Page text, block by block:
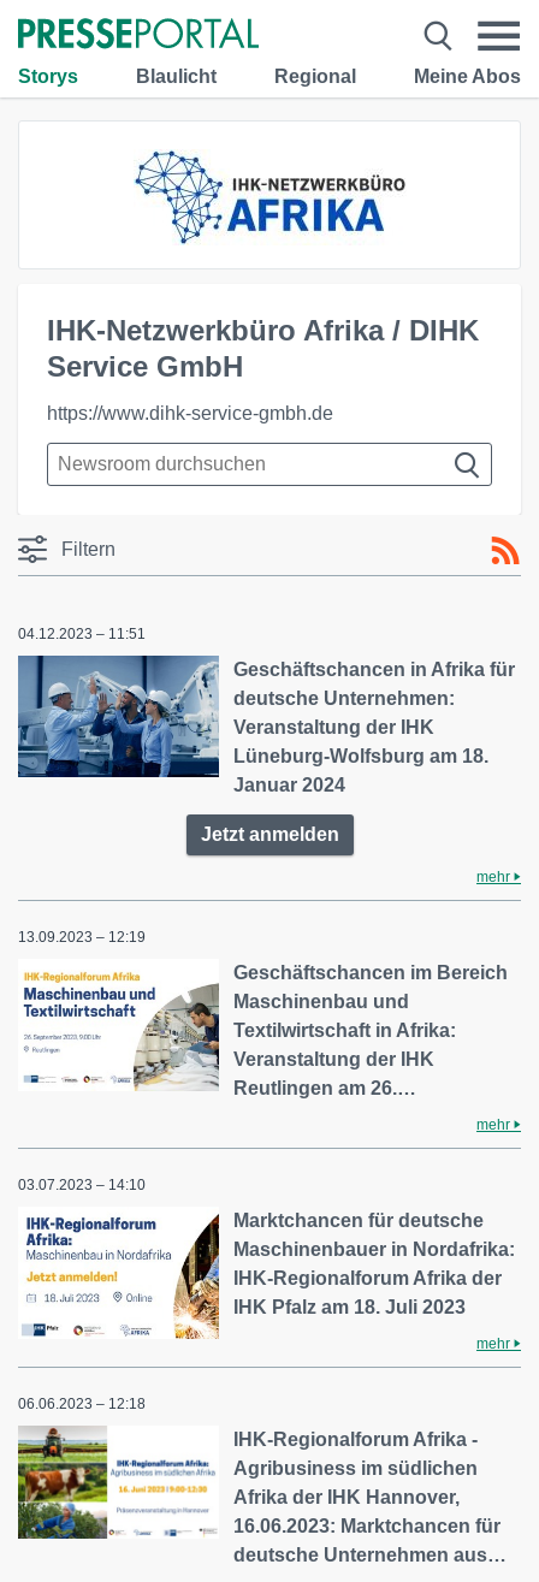
Storys Blaulicht Regional Meine Abos
IHK-Netzwerkbüro Afrika / DIHK
Service GmbH
https://www.dihk-service-gmbh.de
Filtern
04.12.2023 – 11:51
Geschäftschancen in Afrika für
deutsche Unternehmen:
Veranstaltung der IHK
Lüneburg-Wolfsburg am 18.
Januar 2024
Jetzt anmelden
mehr
13.09.2023 – 12:19
Geschäftschancen im Bereich
Maschinenbau und
Textilwirtschaft in Afrika:
Veranstaltung der IHK
Reutlingen am 26.…
mehr
03.07.2023 – 14:10
Marktchancen für deutsche
Maschinenbauer in Nordafrika:
IHK-Regionalforum Afrika der
IHK Pfalz am 18. Juli 2023
mehr
06.06.2023 – 12:18
IHK-Regionalforum Afrika -
Agribusiness im südlichen
Afrika der IHK Hannover,
16.06.2023: Marktchancen für
deutsche Unternehmen aus…